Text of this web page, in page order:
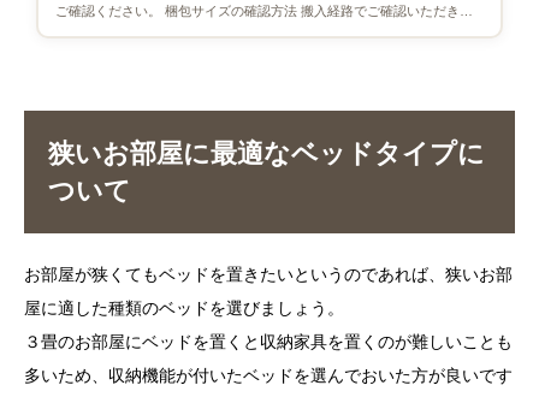
ご確認ください。 梱包サイズの確認方法 搬入経路でご確認いただきた
狭いお部屋に最適なベッドタイプに
ついて
お部屋が狭くてもベッドを置きたいというのであれば、狭いお部
屋に適した種類のベッドを選びましょう。
３畳のお部屋にベッドを置くと収納家具を置くのが難しいことも
多いため、収納機能が付いたベッドを選んでおいた方が良いです